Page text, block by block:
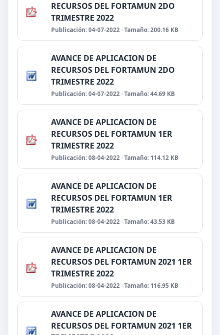
RECURSOS DEL FORTAMUN 2DO
TRIMESTRE 2022
Publicación: 04-07-2022 · Tamaño: 200.16 KB
AVANCE DE APLICACION DE
RECURSOS DEL FORTAMUN 2DO
TRIMESTRE 2022
Publicación: 04-07-2022 · Tamaño: 44.69 KB
AVANCE DE APLICACION DE
RECURSOS DEL FORTAMUN 1ER
TRIMESTRE 2022
Publicación: 08-04-2022 · Tamaño: 114.12 KB
AVANCE DE APLICACION DE
RECURSOS DEL FORTAMUN 1ER
TRIMESTRE 2022
Publicación: 08-04-2022 · Tamaño: 43.53 KB
AVANCE DE APLICACION DE
RECURSOS DEL FORTAMUN 2021 1ER
TRIMESTRE 2022
Publicación: 08-04-2022 · Tamaño: 116.95 KB
AVANCE DE APLICACION DE
RECURSOS DEL FORTAMUN 2021 1ER